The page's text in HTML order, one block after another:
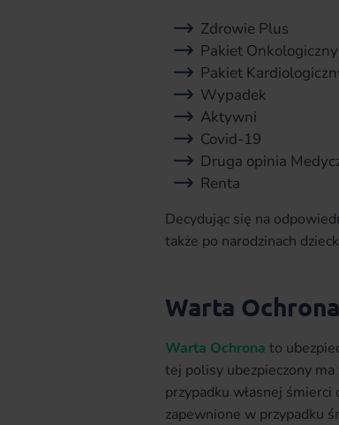
Zdrowie Plus
Pakiet Onkologiczny
Pakiet
Wypadek
Aktywni
Covid-19
Druga opinia
Renta
Decydując się na
także po narodzinach
Warta
Warta Ochrona to
tej polisy ubezpieczony
przypadku własnej
zapewnione w przypadku